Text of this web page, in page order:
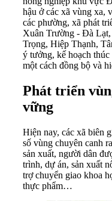
hậu ở các xã vùng xa,
các phường, xã phát
Xuân Trường - Đà
Trọng, Hiệp Thạnh,
ý tưởng, kế hoạch thúc
một cách đồng bộ và
Phát triển
vững
Hiện nay, các xã biên
số vùng chuyên canh
sản xuất, người dân
trình, dự án, sản xuất
trợ chuyển giao khoa
thực phẩm…